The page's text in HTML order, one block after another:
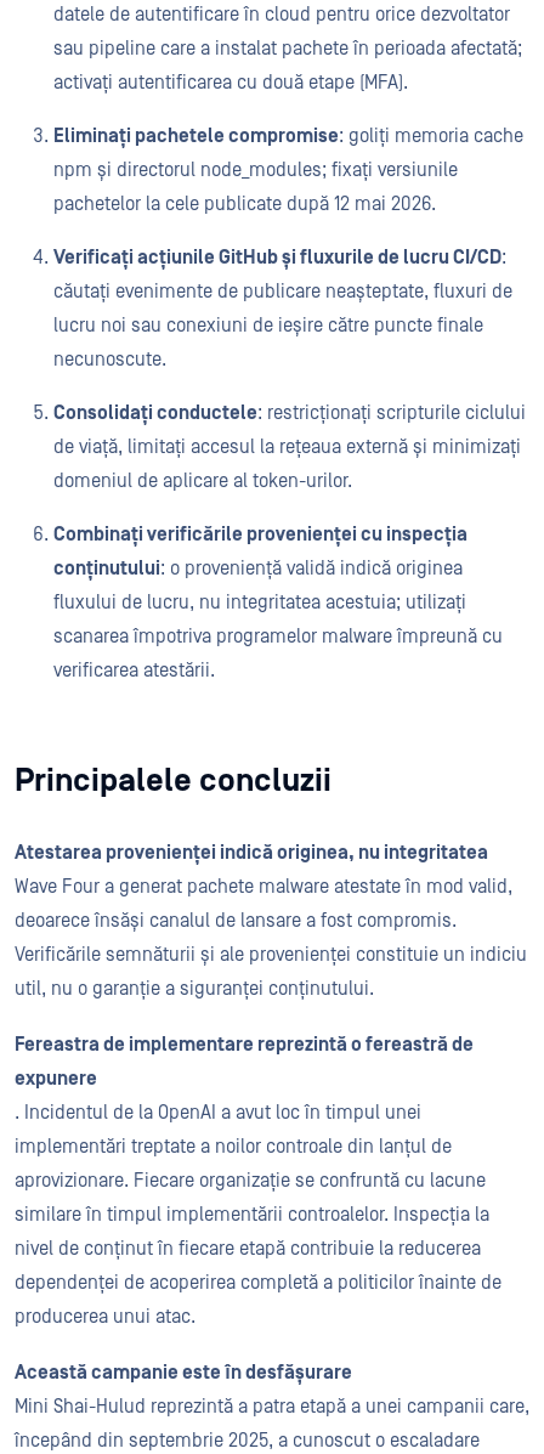
datele de autentificare în cloud pentru orice dezvoltator
sau pipeline care a instalat pachete în perioada afectată;
activați autentificarea cu două etape (MFA).
Eliminați pachetele compromise: goliți memoria cache
npm și directorul node_modules; fixați versiunile
pachetelor la cele publicate după 12 mai 2026.
Verificați acțiunile GitHub și fluxurile de lucru CI/CD:
căutați evenimente de publicare neașteptate, fluxuri de
lucru noi sau conexiuni de ieșire către puncte finale
necunoscute.
Consolidați conductele: restricționați scripturile ciclului
de viață, limitați accesul la rețeaua externă și minimizați
domeniul de aplicare al token-urilor.
Combinați verificările provenienței cu inspecția
conținutului: o proveniență validă indică originea
fluxului de lucru, nu integritatea acestuia; utilizați
scanarea împotriva programelor malware împreună cu
verificarea atestării.
Principalele concluzii
Atestarea provenienței indică originea, nu integritatea
Wave Four a generat pachete malware atestate în mod valid,
deoarece însăși canalul de lansare a fost compromis.
Verificările semnăturii și ale provenienței constituie un indiciu
util, nu o garanție a siguranței conținutului.
Fereastra de implementare reprezintă o fereastră de
expunere
. Incidentul de la OpenAI a avut loc în timpul unei
implementări treptate a noilor controale din lanțul de
aprovizionare. Fiecare organizație se confruntă cu lacune
similare în timpul implementării controalelor. Inspecția la
nivel de conținut în fiecare etapă contribuie la reducerea
dependenței de acoperirea completă a politicilor înainte de
producerea unui atac.
Această campanie este în desfășurare
Mini Shai-Hulud reprezintă a patra etapă a unei campanii care,
începând din septembrie 2025, a cunoscut o escaladare